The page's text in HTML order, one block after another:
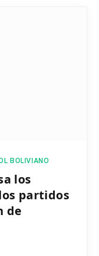
BOLIVIANO
los
partidos
de